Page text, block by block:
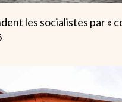
les socialistes par «